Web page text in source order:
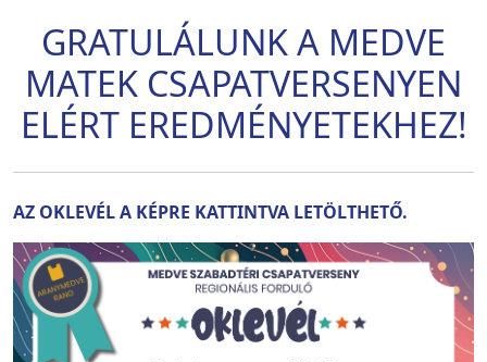
GRATULÁLUNK A MEDVE
MATEK CSAPATVERSENYEN
ELÉRT EREDMÉNYETEKHEZ!
AZ OKLEVÉL A KÉPRE KATTINTVA LETÖLTHETŐ.